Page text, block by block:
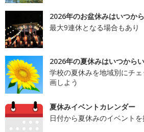
2026年のお盆休みはいつか
最大9連休となる場合もあり
2026年の夏休みはいつから
学校の夏休みを地域別にチ
画しよう
夏休みイベントカレンダー
日付から夏休みのイベントを